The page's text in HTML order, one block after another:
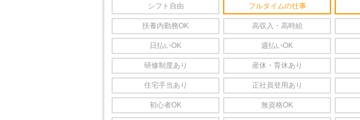
シフト自由 フルタイムの仕事
扶養内勤務OK 高収入・高時給
日払いOK 週払いOK
研修制度あり 産休・育休あり
住宅手当あり 正社員登用あり
初心者OK 無資格OK